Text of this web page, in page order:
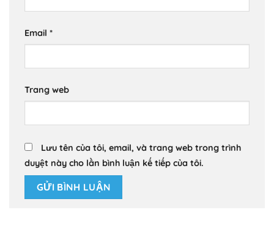
Email *
Trang web
Lưu tên của tôi, email, và trang web trong trình
duyệt này cho lần bình luận kế tiếp của tôi.